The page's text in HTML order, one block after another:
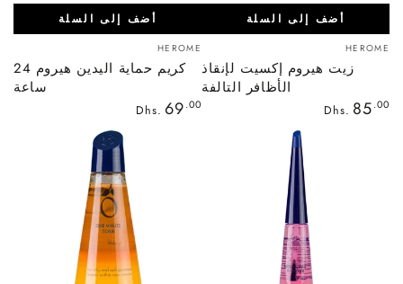
بائع:
HEROME
زيت هيروم إكسيت لإنقاذ
الأظافر التالفة
Dhs. 85.00
أضف إلى السلة
بائع:
HEROME
كريم حماية اليدين هيروم 24
ساعة
Dhs. 69.00
أضف إلى السلة